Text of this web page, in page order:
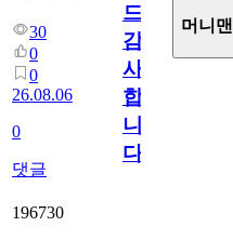
30
0
0
26.08.06
0
댓글
드
감
사
합
니
다
머니맨
196730